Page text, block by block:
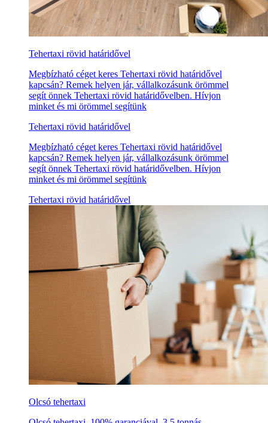
Tehertaxi rövid határidővel
Megbízható céget keres Tehertaxi rövid határidővel
kapcsán? Remek helyen jár, vállalkozásunk örömmel
segít önnek Tehertaxi rövid határidővelben. Hívjon
minket és mi örömmel segítünk
Tehertaxi rövid határidővel
Megbízható céget keres Tehertaxi rövid határidővel
kapcsán? Remek helyen jár, vállalkozásunk örömmel
segít önnek Tehertaxi rövid határidővelben. Hívjon
minket és mi örömmel segítünk
Tehertaxi rövid határidővel
Olcsó tehertaxi